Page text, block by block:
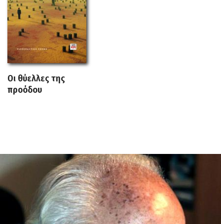
Οι θύελλες της
προόδου